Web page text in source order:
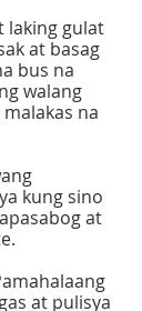
laking gulat
at basag
bus na
walang
na
kung sino
at
at pulisya